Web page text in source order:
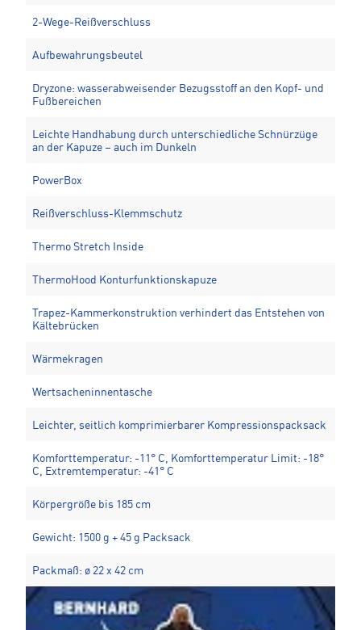
2-Wege-Reißverschluss
Aufbewahrungsbeutel
Dryzone: wasserabweisender Bezugsstoff an den Kopf- und
Fußbereichen
Leichte Handhabung durch unterschiedliche Schnürzüge
an der Kapuze – auch im Dunkeln
PowerBox
Reißverschluss-Klemmschutz
Thermo Stretch Inside
ThermoHood Konturfunktionskapuze
Trapez-Kammerkonstruktion verhindert das Entstehen von
Kältebrücken
Wärmekragen
Wertsacheninnentasche
Leichter, seitlich komprimierbarer Kompressionspacksack
Komforttemperatur: -11° C, Komforttemperatur Limit: -18°
C, Extremtemperatur: -41° C
Körpergröße bis 185 cm
Gewicht: 1500 g + 45 g Packsack
Packmaß: ø 22 x 42 cm